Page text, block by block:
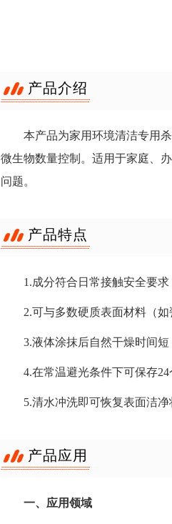
产品介绍
本产品为家用环境清洁专用
微生物数量控制。适用于家庭、
问题。
产品特点
1.成分符合日常接触安全要
2.可与多数硬质表面材料（
3.液体涂抹后自然干燥时间
4.在常温避光条件下可保存24
5.清水冲洗即可恢复表面洁净
产品应用
一、应用领域